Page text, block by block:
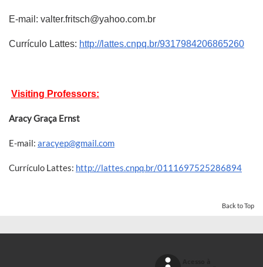
E-mail: valter.fritsch@yahoo.com.br
Currículo Lattes: http://lattes.cnpq.br/9317984206865260
Visiting Professors:
Aracy Graça Ernst
E-mail: aracyep@gmail.com
Currículo Lattes: http://lattes.cnpq.br/0111697525286894
Back to Top